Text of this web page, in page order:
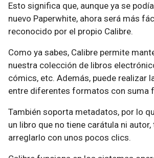
Esto significa que, aunque ya se
nuevo Paperwhite, ahora será más
reconocido por el propio Calibre.
Como ya sabes, Calibre permite
nuestra colección de libros
cómics, etc. Además, puede realizar
entre diferentes formatos con suma
También soporta metadatos, por lo
un libro que no tiene carátula ni autor,
arreglarlo con unos pocos clics.